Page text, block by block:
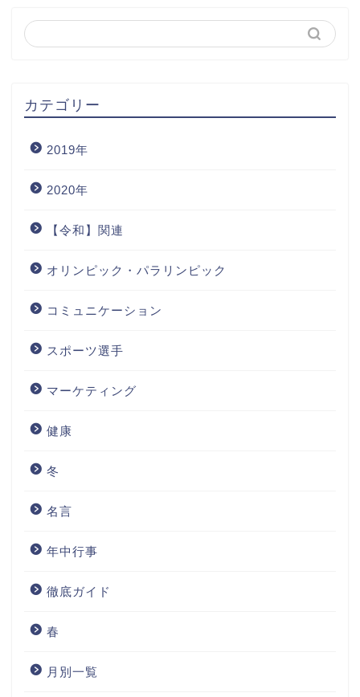
カテゴリー
2019年
2020年
【令和】関連
オリンピック・パラリンピック
コミュニケーション
スポーツ選手
マーケティング
健康
冬
名言
年中行事
徹底ガイド
春
月別一覧